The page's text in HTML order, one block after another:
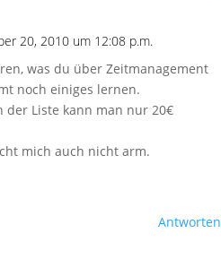
20, 2010 um 12:08 p.m.
was du über Zeitmanagement
noch einiges lernen.
der Liste kann man nur 20€
mich auch nicht arm.
Antworten